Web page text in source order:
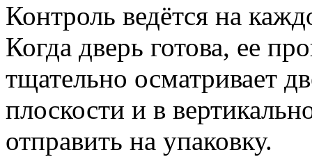
Контроль ведётся на
Когда дверь готова, ее
тщательно осматривает
плоскости и в
отправить на упаковку.